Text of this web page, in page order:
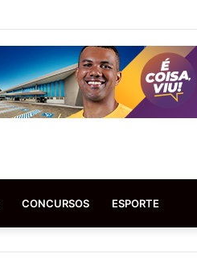
CONCURSOS ESPORTE